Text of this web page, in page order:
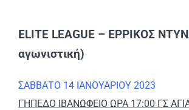
ELITE LEAGUE – ΕΡΡΙΚΟΣ
αγωνιστική)
ΣΑΒΒΑΤΟ 14 ΙΑΝΟΥΑΡΙΟΥ 2023
ΓΗΠΕΔΟ ΙΒΑΝΩΦΕΙΟ ΩΡΑ 17:00 ΓΣ